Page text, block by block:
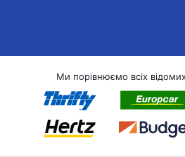
Ми порівнюємо всіх